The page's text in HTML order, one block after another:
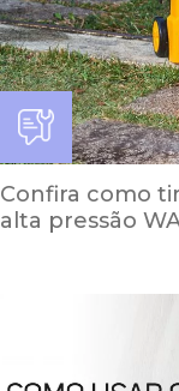
Confira como
alta pressão